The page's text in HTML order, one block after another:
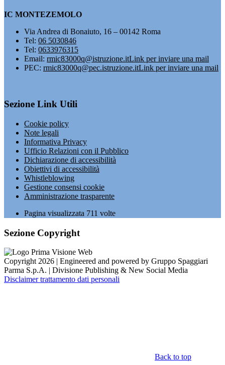
IC MONTEZEMOLO
Via Andrea di Bonaiuto, 16 – 00142 Roma
Tel: 06 5030846
Tel: 0633976315
Email: rmic83000q@istruzione.itLink per inviare una mail
PEC: rmic83000q@pec.istruzione.itLink per inviare una mail
Sezione Link Utili
Cookie policy
Note legali
Informativa Privacy
Ufficio Relazioni con il Pubblico
Dichiarazione di accessibilità
Obiettivi di accessibilità
Whistleblowing
Gestione consensi cookie
Amministrazione trasparente
Pagina visualizzata 711 volte
Sezione Copyright
Copyright 2026 | Engineered and powered by Gruppo Spaggiari
Parma S.p.A. | Divisione Publishing & New Social Media
Disclaimer trattamento dati personali
Back to top